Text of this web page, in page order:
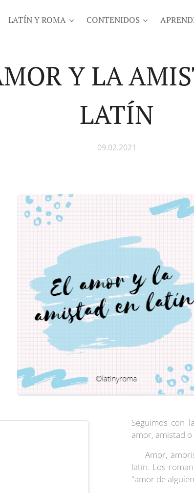
LATÍN Y ROMA CONTENIDOS
Y LA
LATÍN
09.02.2021
Seguimos con
amor, amistad
❤ Amor,
latín. Los
"amor de